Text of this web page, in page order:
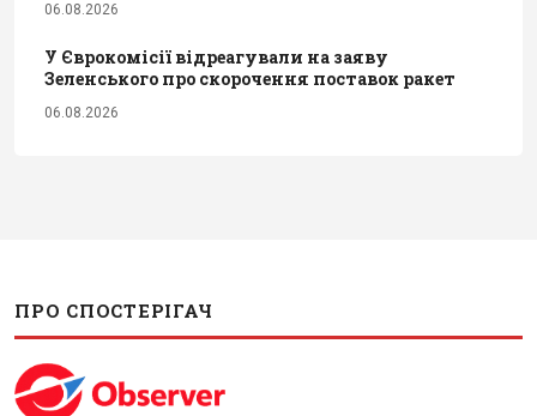
06.08.2026
У Єврокомісії відреагували на заяву
Зеленського про скорочення поставок ракет
06.08.2026
ПРО СПОСТЕРІГАЧ